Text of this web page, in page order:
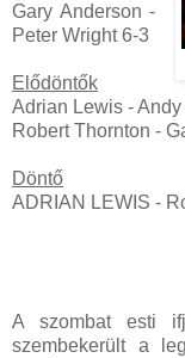
Gary Anderson -
Peter Wright 6-3
Elődöntők
Adrian Lewis -
Robert Thornton -
Döntő
ADRIAN LEWIS -
A szombat esti
szembekerült a